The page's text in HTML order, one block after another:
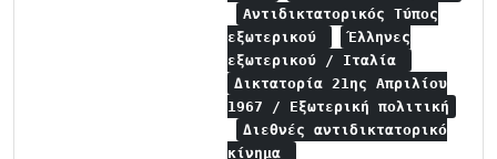
Αντιδικτατορικός Τύπος
εξωτερικού
Έλληνες
εξωτερικού / Ιταλία
Δικτατορία 21ης Απριλίου
1967 / Εξωτερική πολιτική
Διεθνές αντιδικτατορικό
κίνημα